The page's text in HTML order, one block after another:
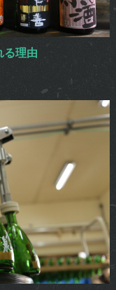
る理由